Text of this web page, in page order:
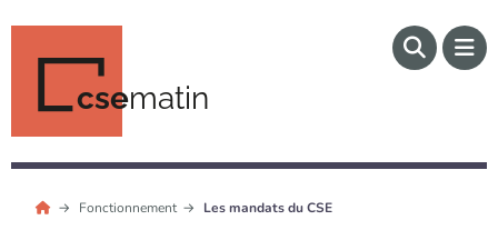
csematin
Fonctionnement Les mandats du CSE